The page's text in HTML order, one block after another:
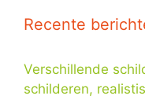
Recente
Verschillende
schilderen,